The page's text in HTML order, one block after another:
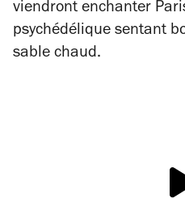
viendront enchanter
psychédélique sentant
sable chaud.